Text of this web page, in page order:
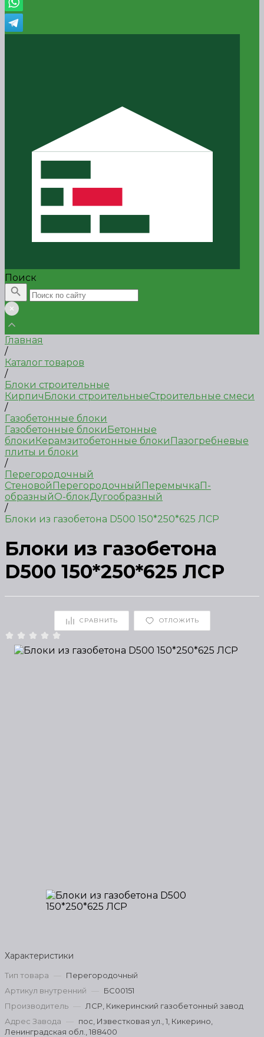
Поиск
Главная
/
Каталог товаров
/
Блоки строительные
КирпичБлоки строительныеСтроительные смеси
/
Газобетонные блоки
Газобетонные блокиБетонные
блокиКерамзитобетонные блокиПазогребневые
плиты и блоки
/
Перегородочный
СтеновойПерегородочныйПеремычкаП-
образныйО-блокДугообразный
/
Блоки из газобетона D500 150*250*625 ЛСР
Блоки из газобетона
D500 150*250*625 ЛСР
СРАВНИТЬ ОТЛОЖИТЬ
Характеристики
Тип товара — Перегородочный
Артикул внутренний — БС00151
Производитель — ЛСР, Кикеринский газобетонный завод
Адрес Завода — пос, Известковая ул., 1, Кикерино,
Ленинградская обл., 188400